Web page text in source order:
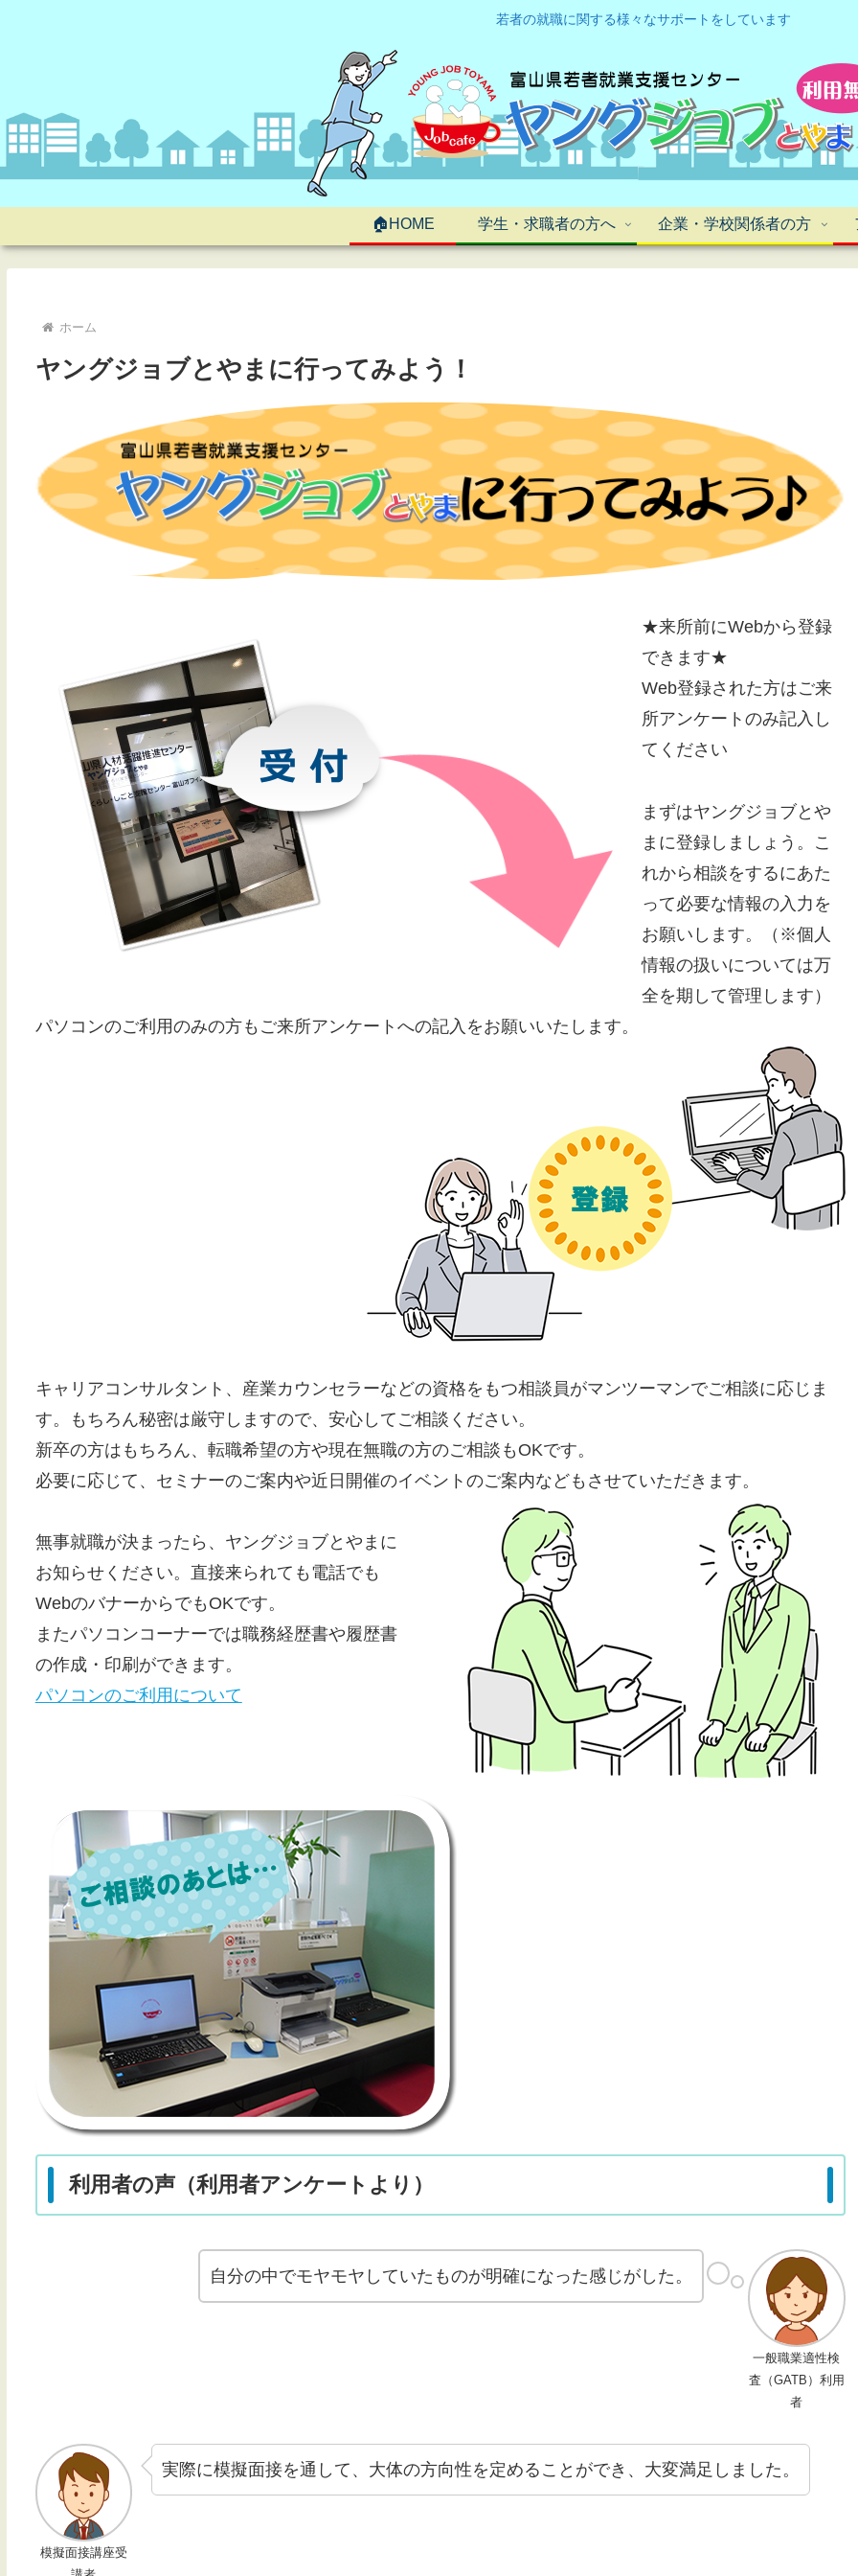
若者の就職に関する様々なサポートをしています
🏠HOME 学生・求職者の方へ 企業・学校関係者の方
ホーム
ヤングジョブとやまに行ってみよう！
★来所前にWebから登録
できます★
Web登録された方はご来
所アンケートのみ記入し
てください
まずはヤングジョブとや
まに登録しましょう。こ
れから相談をするにあた
って必要な情報の入力を
お願いします。（※個人
情報の扱いについては万
全を期して管理します）
パソコンのご利用のみの方もご来所アンケートへの記入をお願いいたします。
キャリアコンサルタント、産業カウンセラーなどの資格をもつ相談員がマンツーマンでご相談に応じま
す。もちろん秘密は厳守しますので、安心してご相談ください。
新卒の方はもちろん、転職希望の方や現在無職の方のご相談もOKです。
必要に応じて、セミナーのご案内や近日開催のイベントのご案内などもさせていただきます。
無事就職が決まったら、ヤングジョブとやまに
お知らせください。直接来られても電話でも
WebのバナーからでもOKです。
またパソコンコーナーでは職務経歴書や履歴書
の作成・印刷ができます。
パソコンのご利用について
利用者の声（利用者アンケートより）
一般職業適性検
査（GATB）利用
者
自分の中でモヤモヤしていたものが明確になった感じがした。
模擬面接講座受
実際に模擬面接を通して、大体の方向性を定めることができ、大変満足しました。